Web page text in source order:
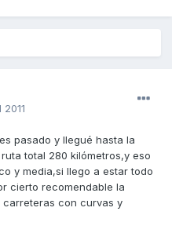
pasado y llegué hasta la
total 280 kilómetros,y eso
y media,si llego a estar todo
cierto recomendable la
carreteras con curvas y